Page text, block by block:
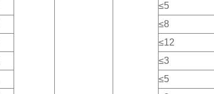
≤5
≤8
≤12
≤3
≤5